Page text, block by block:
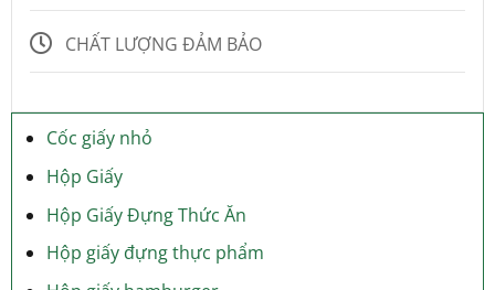
CHẤT LƯỢNG ĐẢM BẢO
Cốc giấy nhỏ
Hộp Giấy
Hộp Giấy Đựng Thức Ăn
Hộp giấy đựng thực phẩm